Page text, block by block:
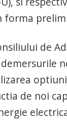
forma
de
de noi